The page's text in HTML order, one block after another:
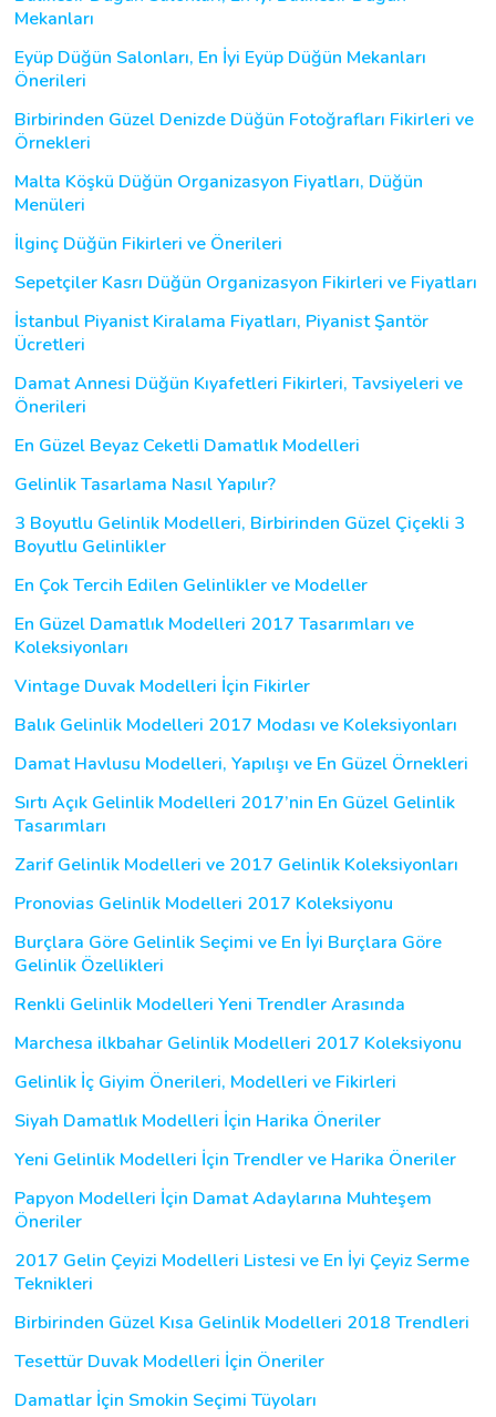
Mekanları
Eyüp Düğün Salonları, En İyi Eyüp Düğün Mekanları
Önerileri
Birbirinden Güzel Denizde Düğün Fotoğrafları Fikirleri ve
Örnekleri
Malta Köşkü Düğün Organizasyon Fiyatları, Düğün
Menüleri
İlginç Düğün Fikirleri ve Önerileri
Sepetçiler Kasrı Düğün Organizasyon Fikirleri ve Fiyatları
İstanbul Piyanist Kiralama Fiyatları, Piyanist Şantör
Ücretleri
Damat Annesi Düğün Kıyafetleri Fikirleri, Tavsiyeleri ve
Önerileri
En Güzel Beyaz Ceketli Damatlık Modelleri
Gelinlik Tasarlama Nasıl Yapılır?
3 Boyutlu Gelinlik Modelleri, Birbirinden Güzel Çiçekli 3
Boyutlu Gelinlikler
En Çok Tercih Edilen Gelinlikler ve Modeller
En Güzel Damatlık Modelleri 2017 Tasarımları ve
Koleksiyonları
Vintage Duvak Modelleri İçin Fikirler
Balık Gelinlik Modelleri 2017 Modası ve Koleksiyonları
Damat Havlusu Modelleri, Yapılışı ve En Güzel Örnekleri
Sırtı Açık Gelinlik Modelleri 2017’nin En Güzel Gelinlik
Tasarımları
Zarif Gelinlik Modelleri ve 2017 Gelinlik Koleksiyonları
Pronovias Gelinlik Modelleri 2017 Koleksiyonu
Burçlara Göre Gelinlik Seçimi ve En İyi Burçlara Göre
Gelinlik Özellikleri
Renkli Gelinlik Modelleri Yeni Trendler Arasında
Marchesa ilkbahar Gelinlik Modelleri 2017 Koleksiyonu
Gelinlik İç Giyim Önerileri, Modelleri ve Fikirleri
Siyah Damatlık Modelleri İçin Harika Öneriler
Yeni Gelinlik Modelleri İçin Trendler ve Harika Öneriler
Papyon Modelleri İçin Damat Adaylarına Muhteşem
Öneriler
2017 Gelin Çeyizi Modelleri Listesi ve En İyi Çeyiz Serme
Teknikleri
Birbirinden Güzel Kısa Gelinlik Modelleri 2018 Trendleri
Tesettür Duvak Modelleri İçin Öneriler
Damatlar İçin Smokin Seçimi Tüyoları